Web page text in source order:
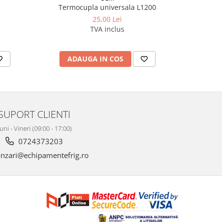
Termocupla universala L1200
25,00 Lei
TVA inclus
ADAUGA IN COS
CLIENTI
- Vineri (09:00 - 17:00)
0724373203